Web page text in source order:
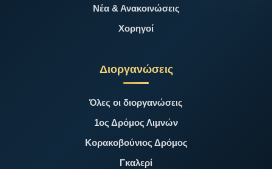
Νέα & Ανακοινώσεις
Χορηγοί
Διοργανώσεις
Όλες οι διοργανώσεις
1ος Δρόμος Λιμνών
Κορακοβούνιος Δρόμος
Γκαλερί